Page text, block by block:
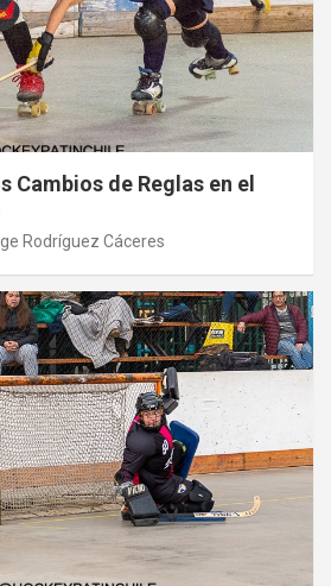
Cambios de Reglas en el
Rodríguez Cáceres